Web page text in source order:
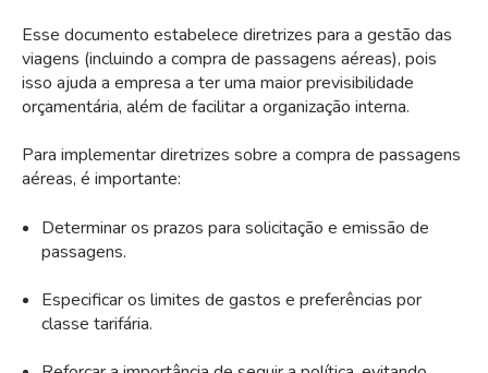
Esse documento estabelece diretrizes para a gestão das
viagens (incluindo a compra de passagens aéreas), pois
isso ajuda a empresa a ter uma maior previsibilidade
orçamentária, além de facilitar a organização interna.
Para implementar diretrizes sobre a compra de passagens
aéreas, é importante:
Determinar os prazos para solicitação e emissão de
passagens.
Especificar os limites de gastos e preferências por
classe tarifária.